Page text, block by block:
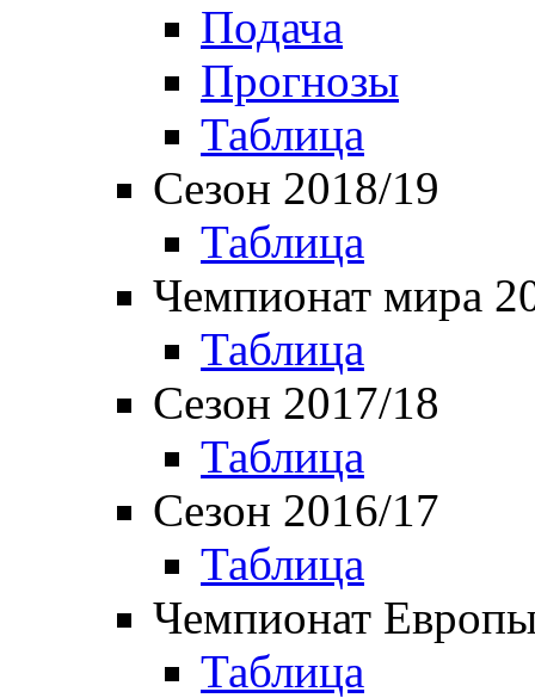
Подача
Прогнозы
Таблица
Сезон 2018/19
Таблица
Чемпионат мира
Таблица
Сезон 2017/18
Таблица
Сезон 2016/17
Таблица
Чемпионат
Таблица